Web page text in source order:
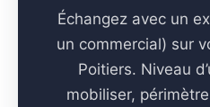
Échangez avec un
un commercial) sur
Poitiers. Niveau
mobiliser,